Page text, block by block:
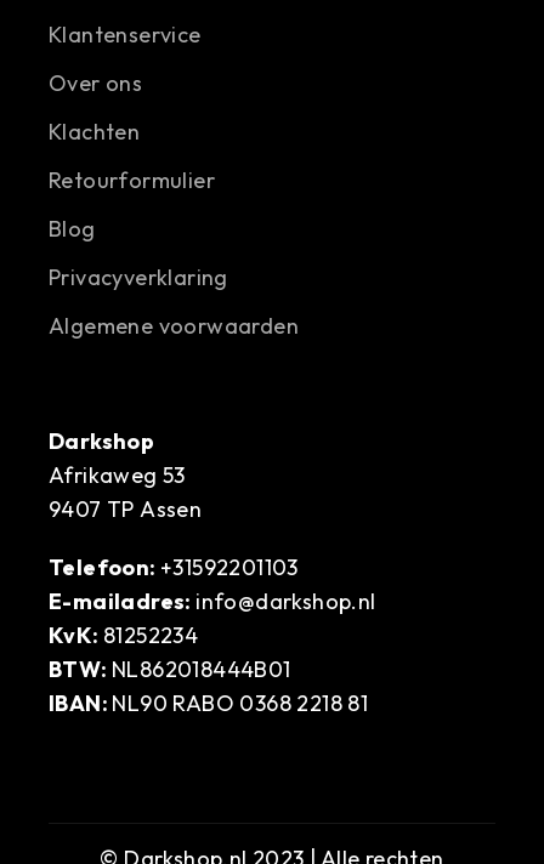
Klantenservice
Over ons
Klachten
Retourformulier
Blog
Privacyverklaring
Algemene voorwaarden
Darkshop
Afrikaweg 53
9407 TP Assen
Telefoon: +31592201103
E-mailadres: info@darkshop.nl
KvK: 81252234
BTW: NL862018444B01
IBAN: NL90 RABO 0368 2218 81
© Darkshop.nl 2023 | Alle rechten